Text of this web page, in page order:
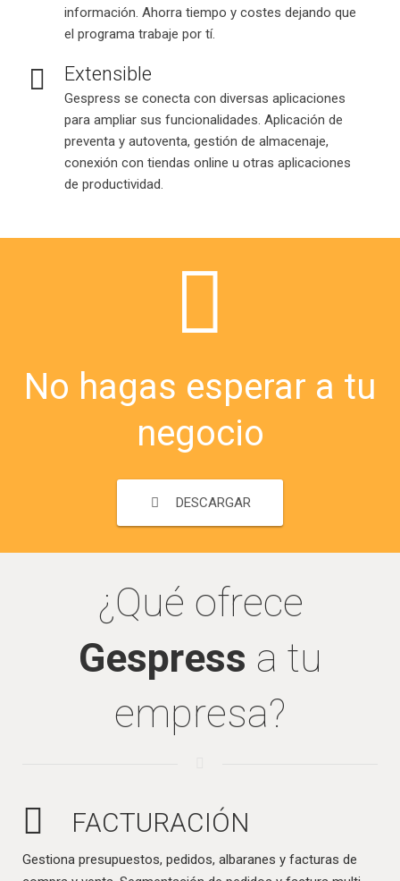
información. Ahorra tiempo y costes dejando que
el programa trabaje por tí.
Extensible
Gespress se conecta con diversas aplicaciones
para ampliar sus funcionalidades. Aplicación de
preventa y autoventa, gestión de almacenaje,
conexión con tiendas online u otras aplicaciones
de productividad.
No hagas esperar a tu
negocio
DESCARGAR
¿Qué ofrece
Gespress a tu
empresa?
FACTURACIÓN
Gestiona presupuestos, pedidos, albaranes y facturas de